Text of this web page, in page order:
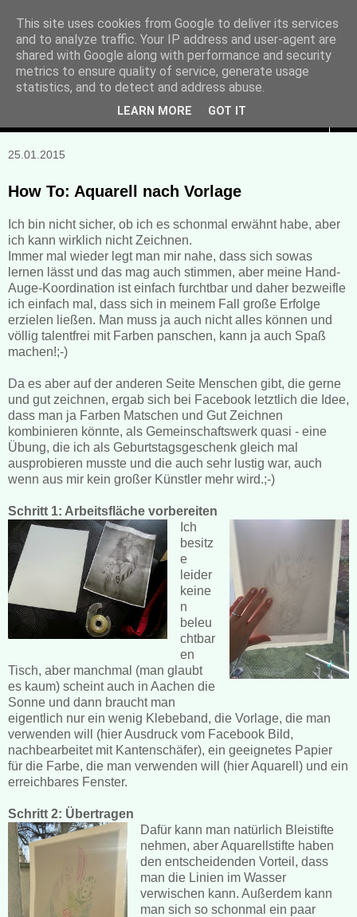
Manuela Sonntag
Bücher, Blogs & mehr
25.01.2015
How To: Aquarell nach Vorlage
Ich bin nicht sicher, ob ich es schonmal erwähnt habe, aber
ich kann wirklich nicht Zeichnen.
Immer mal wieder legt man mir nahe, dass sich sowas
lernen lässt und das mag auch stimmen, aber meine Hand-
Auge-Koordination ist einfach furchtbar und daher bezweifle
ich einfach mal, dass sich in meinem Fall große Erfolge
erzielen ließen. Man muss ja auch nicht alles können und
völlig talentfrei mit Farben panschen, kann ja auch Spaß
machen!;-)
Da es aber auf der anderen Seite Menschen gibt, die gerne
und gut zeichnen, ergab sich bei Facebook letztlich die Idee,
dass man ja Farben Matschen und Gut Zeichnen
kombinieren könnte, als Gemeinschaftswerk quasi - eine
Übung, die ich als Geburtstagsgeschenk gleich mal
ausprobieren musste und die auch sehr lustig war, auch
wenn aus mir kein großer Künstler mehr wird.;-)
Schritt 1: Arbeitsfläche vorbereiten
Ich
besitz
e
leider
keine
n
beleu
chtbar
en
Tisch, aber manchmal (man glaubt
es kaum) scheint auch in Aachen die
Sonne und dann braucht man
eigentlich nur ein wenig Klebeband, die Vorlage, die man
verwenden will (hier Ausdruck vom Facebook Bild,
nachbearbeitet mit Kantenschäfer), ein geeignetes Papier
für die Farbe, die man verwenden will (hier Aquarell) und ein
erreichbares Fenster.
Schritt 2: Übertragen
Dafür kann man natürlich Bleistifte
nehmen, aber Aquarellstifte haben
den entscheidenden Vorteil, dass
man die Linien im Wasser
verwischen kann. Außerdem kann
man sich so schonmal ein paar
This site uses cookies from Google to deliver its services
and to analyze traffic. Your IP address and user-agent are
shared with Google along with performance and security
metrics to ensure quality of service, generate usage
statistics, and to detect and address abuse.
LEARN MORE GOT IT